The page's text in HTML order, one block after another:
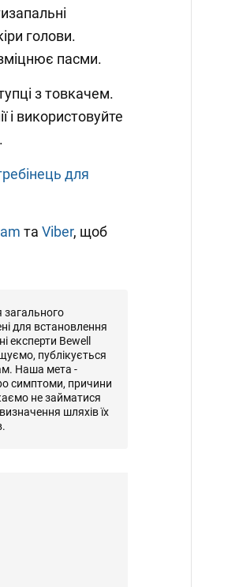
голови.
пасми.
з товкачем.
і використовуйте
для
та Viber, щоб
загального
для встановлення
експерти Bewell
публікується
Наша мета -
симптоми, причини
не займатися
шляхів їх